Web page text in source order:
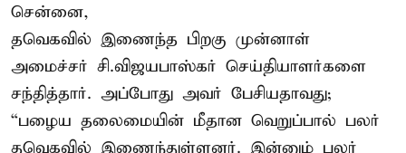
சென்னை,
தவெகவில் இணைந்த பிறகு முன்னாள்
அமைச்சர் சி.விஜயபாஸ்கர் செய்தியாளர்களை
சந்தித்தார். அப்போது அவர் பேசியதாவது;
“பழைய தலைமையின் மீதான வெறுப்பால் பலர்
தவெகவில் இணைந்துள்ளனர். இன்னும் பலர்